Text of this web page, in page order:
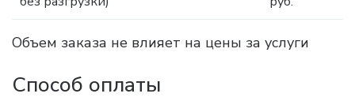
Объем заказа не влияет на цены за услуги
Способ оплаты